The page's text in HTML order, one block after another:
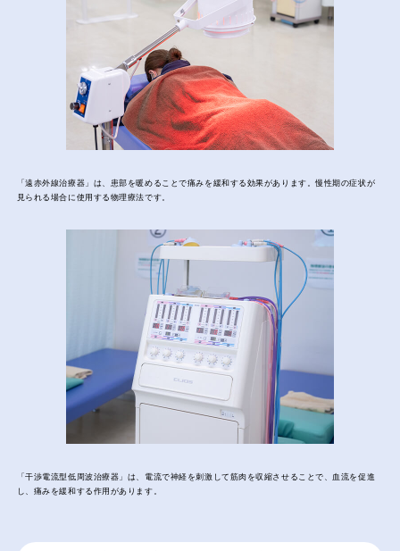
「遠赤外線治療器」は、患部を暖めることで痛みを緩和する効果があります。慢性期の症状が
見られる場合に使用する物理療法です。
「干渉電流型低周波治療器」は、電流で神経を刺激して筋肉を収縮させることで、血流を促進
し、痛みを緩和する作用があります。